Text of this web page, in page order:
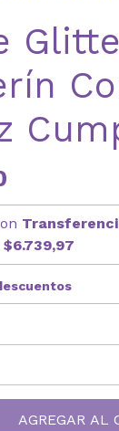
$6.739,97
AGREGAR AL